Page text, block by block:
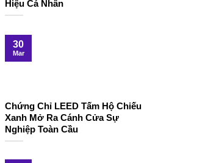
Hiệu Cá Nhân
Chứng Chỉ LEED Tấm Hộ Chiếu
Xanh Mở Ra Cánh Cửa Sự
Nghiệp Toàn Cầu
30
Mar